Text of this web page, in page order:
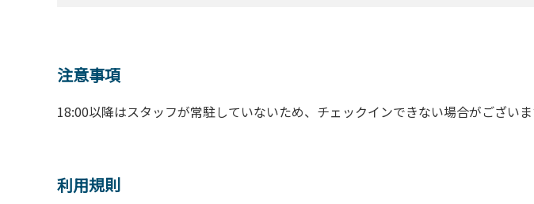
注意事項
18:00以降はスタッフが常駐していないため、チェックインできない場合がございま
利用規則